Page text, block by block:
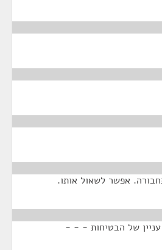
אפשר לשאול אותו.
עניין של הבטיחות - - -